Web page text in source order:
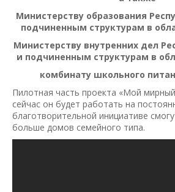
Министерству образования
подчиненным структурам в
Министерству внутренних дел
и подчиненным структурам в
комбинату школьного
Пилотная часть проекта «Мой
сейчас он будет работать на
благотворительной инициативе
больше домов семейного типа.